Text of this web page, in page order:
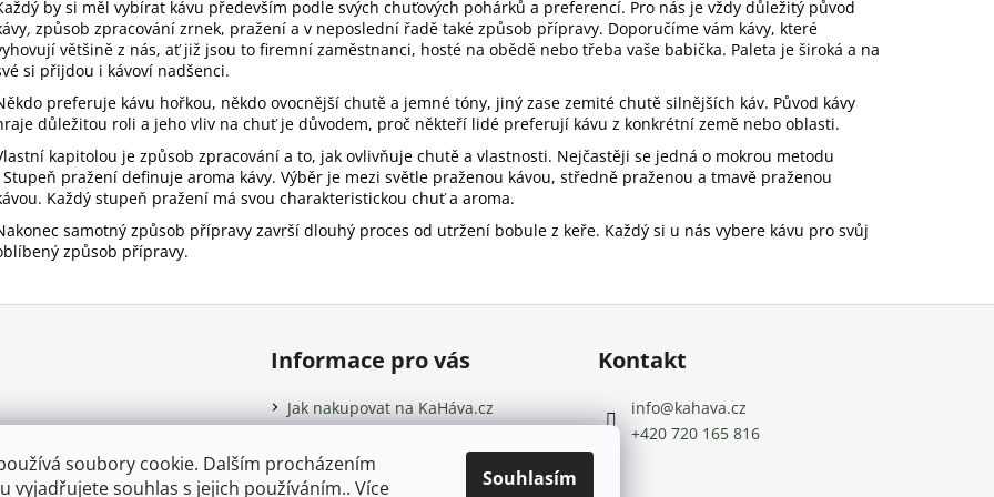
soubory cookie. Dalším procházením
vyjadřujete souhlas s jejich používáním.. Více
Souhlasím
a
c
p
r
k
y
v
ý
s
v
á
n
by si měl vybírat kávu především podle svých chuťových pohárků a preferencí. Pro nás je vždy důležitý původ
, způsob zpracování zrnek, pražení a v neposlední řadě také způsob přípravy. Doporučíme vám kávy, které
většině z nás, ať již jsou to firemní zaměstnanci, hosté na obědě nebo třeba vaše babička. Paleta je široká a na
si přijdou i kávoví nadšenci.
preferuje kávu hořkou, někdo ovocnější chutě a jemné tóny, jiný zase zemité chutě silnějších káv. Původ kávy
důležitou roli a jeho vliv na chuť je důvodem, proč někteří lidé preferují kávu z konkrétní země nebo oblasti.
kapitolou je způsob zpracování a to, jak ovlivňuje chutě a vlastnosti. Nejčastěji se jedná o mokrou metodu
Stupeň pražení definuje aroma kávy. Výběr je mezi světle praženou kávou, středně praženou a tmavě praženou
Každý stupeň pražení má svou charakteristickou chuť a aroma.
samotný způsob přípravy završí dlouhý proces od utržení bobule z keře. Každý si u nás vybere kávu pro svůj
způsob přípravy.
Informace pro vás
Jak nakupovat na KaHáva.cz
Podmínky ochrany osobních údajů
Kontakty
Kontakt
info@kahava.cz
+420 720 165 816